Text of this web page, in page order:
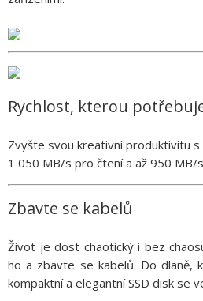
Rychlost, kterou
Zvyšte svou kreativní produktivitu s
1 050 MB/s pro čtení a až 950 MB/
Zbavte se kabelů
Život je dost chaotický i bez
ho a zbavte se kabelů. Do dlaně,
kompaktní a elegantní SSD disk se